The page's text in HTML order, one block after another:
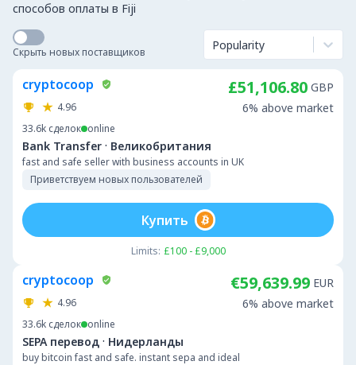
способов оплаты в Fiji
Скрыть новых поставщиков Popularity
cryptocoop
4.96
33.6k сделок online
Bank Transfer · Великобритания
fast and safe seller with business accounts in UK
Приветствуем новых пользователей
£51,106.80 GBP
6% above market
Limits: £100 - £9,000
Купить
cryptocoop
4.96
33.6k сделок online
SEPA перевод · Нидерланды
buy bitcoin fast and safe. instant sepa and ideal
€59,639.99 EUR
6% above market